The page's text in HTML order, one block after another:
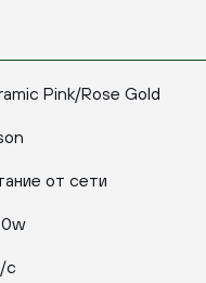
Pink/Rose Gold
от сети
с